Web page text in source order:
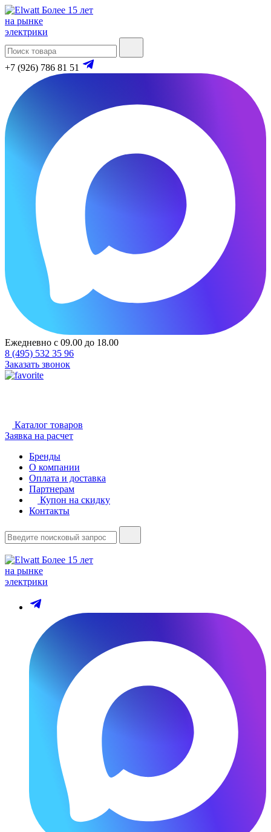
Более 15 лет
на рынке
электрики
+7 (926) 786 81 51
Ежедневно с 09.00 до 18.00
8 (495) 532 35 96
Заказать звонок
Каталог товаров
Заявка на расчет
Бренды
О компании
Оплата и доставка
Партнерам
Купон на скидку
Контакты
Более 15 лет
на рынке
электрики